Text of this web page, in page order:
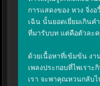
การแสดงของ หวง จิ่งอ
เฉิน นั้นยอดเยี่ยมเกินค
ที่มารับบท แต่คือตัวละ
ด้วยเนื้อหาที่เข้มข้น ง
เพลงประกอบที่ไพเราะ
เรา จะพาคุณหวนกลับ